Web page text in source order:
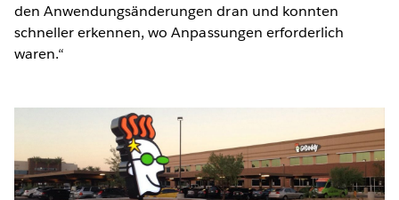
den Anwendungsänderungen dran und konnten
schneller erkennen, wo Anpassungen erforderlich
waren.“